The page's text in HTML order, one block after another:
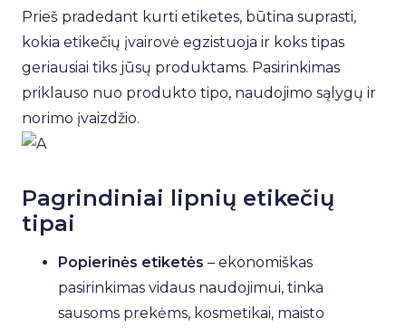
Prieš pradedant kurti etiketes, būtina suprasti,
kokia etikečių įvairovė egzistuoja ir koks tipas
geriausiai tiks jūsų produktams. Pasirinkimas
priklauso nuo produkto tipo, naudojimo sąlygų ir
norimo įvaizdžio.
Pagrindiniai lipnių etikečių
tipai
Popierinės etiketės – ekonomiškas
pasirinkimas vidaus naudojimui, tinka
sausoms prekėms, kosmetikai, maisto